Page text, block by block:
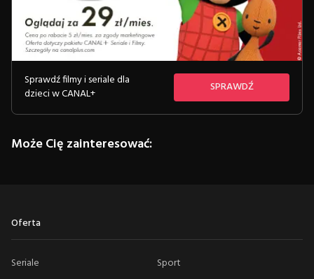
Sprawdź filmy i seriale dla
dzieci w CANAL+
SPRAWDŹ
Może Cię zainteresować:
Oferta
Seriale
Sport